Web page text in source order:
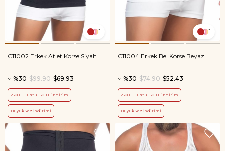
1
C11002 Erkek Atlet Korse Siyah
%30 $69.93
$99.90
2500 TL üstü 150 TL indirim
Büyük Yaz İndirimi
1
C11004 Erkek Bel Korse Beyaz
%30 $52.43
$74.90
2500 TL üstü 150 TL indirim
Büyük Yaz İndirimi